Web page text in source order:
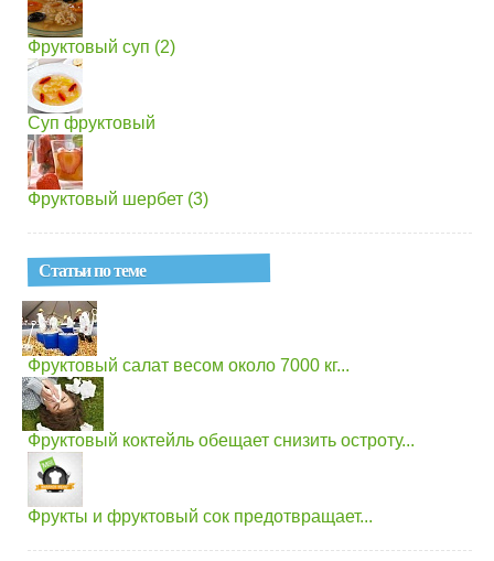
Фруктовый суп (2)
Суп фруктовый
Фруктовый шербет (3)
Статьи по теме
Фруктовый салат весом около 7000 кг...
Фруктовый коктейль обещает снизить остроту...
Фрукты и фруктовый сок предотвращает...